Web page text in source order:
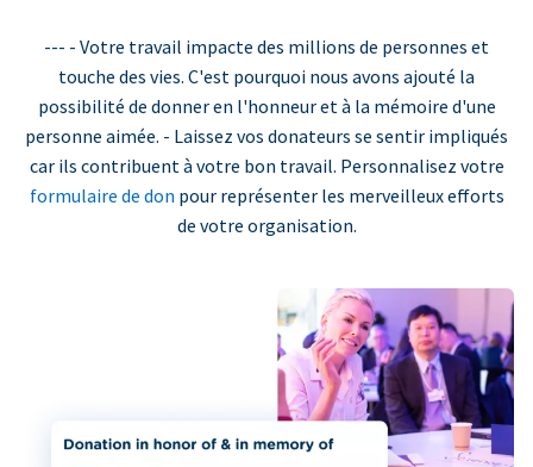
--- - Votre travail impacte des millions de personnes et
touche des vies. C'est pourquoi nous avons ajouté la
possibilité de donner en l'honneur et à la mémoire d'une
personne aimée. - Laissez vos donateurs se sentir impliqués
car ils contribuent à votre bon travail. Personnalisez votre
formulaire de don pour représenter les merveilleux efforts
de votre organisation.